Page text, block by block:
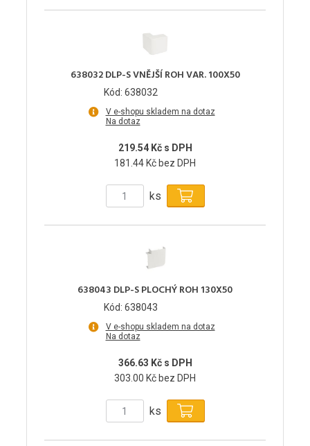
638032 DLP-S VNĚJŠÍ ROH VAR. 100X50
Kód: 638032
V e-shopu skladem na dotaz
Na dotaz
219.54 Kč s DPH
181.44 Kč bez DPH
ks
638043 DLP-S PLOCHÝ ROH 130X50
Kód: 638043
V e-shopu skladem na dotaz
Na dotaz
366.63 Kč s DPH
303.00 Kč bez DPH
ks